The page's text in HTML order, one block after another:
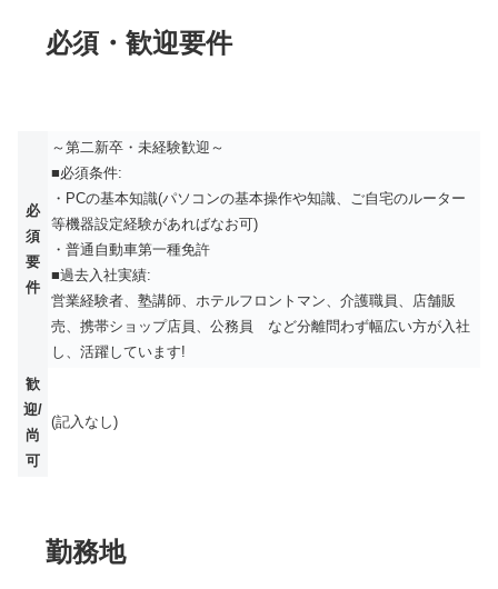
必須・歓迎要件
必
須
要
件
～第二新卒・未経験歓迎～
■必須条件:
・PCの基本知識(パソコンの基本操作や知識、ご自宅のルーター
等機器設定経験があればなお可)
・普通自動車第一種免許
■過去入社実績:
営業経験者、塾講師、ホテルフロントマン、介護職員、店舗販
売、携帯ショップ店員、公務員 など分離問わず幅広い方が入社
し、活躍しています!
歓
迎/
尚
可
(記入なし)
勤務地